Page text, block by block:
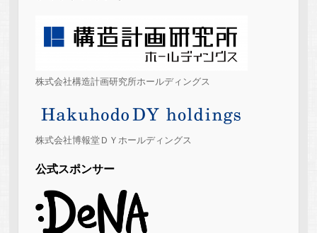
株式会社構造計画研究所ホールディングス
株式会社博報堂ＤＹホールディングス
公式スポンサー